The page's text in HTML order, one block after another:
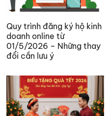
Quy trình đăng ký hộ kinh
doanh online từ
01/5/2026 – Những thay
đổi cần lưu ý